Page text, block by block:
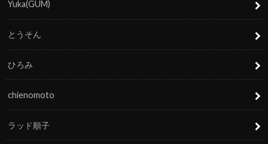
Yuka(GUM)
とうそん
ひろみ
chienomoto
ラッド順子